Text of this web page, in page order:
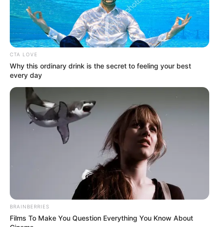
CTA LOVE
Why this ordinary drink is the secret to feeling your best
every day
BRAINBERRIES
Films To Make You Question Everything You Know About